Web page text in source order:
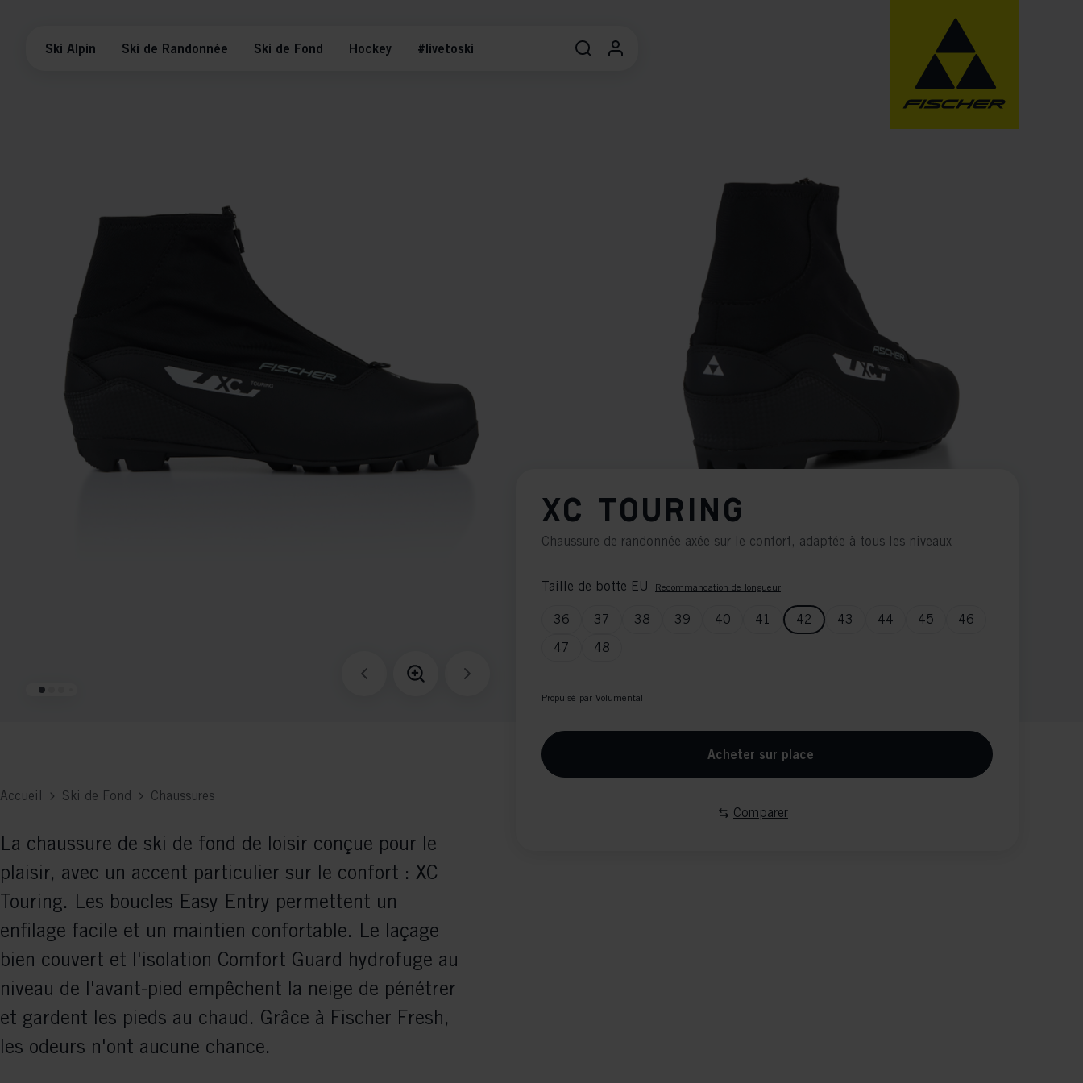
Ski Alpin Ski de Randonnée Ski de Fond Hockey #livetoski
XC TOURING
Chaussure de randonnée axée sur le confort, adaptée à tous les niveaux
Taille de botte EU Recommandation de longueur
36 37 38 39 40 41 42 43 44 45
46
47
48
Propulsé par Volumental
Acheter sur place
Comparer
Accueil Ski de Fond Chaussures
La chaussure de ski de fond de loisir conçue pour le
plaisir, avec un accent particulier sur le confort : XC
Touring. Les boucles Easy Entry permettent un
enfilage facile et un maintien confortable. Le laçage
bien couvert et l'isolation Comfort Guard hydrofuge au
niveau de l'avant-pied empêchent la neige de pénétrer
et gardent les pieds au chaud. Grâce à Fischer Fresh,
les odeurs n'ont aucune chance.